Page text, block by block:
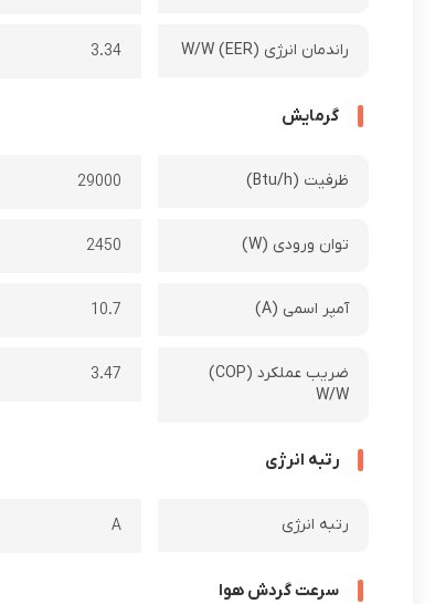
راندمان انرژی W/W (EER) 3.34
گرمایش
ظرفیت (Btu/h) 29000
توان ورودی (W) 2450
آمپر اسمی (A) 10.7
ضریب عملکرد (COP)
W/W
3.47
رتبه انرژی
رتبه انرژی A
سرعت گردش هوا